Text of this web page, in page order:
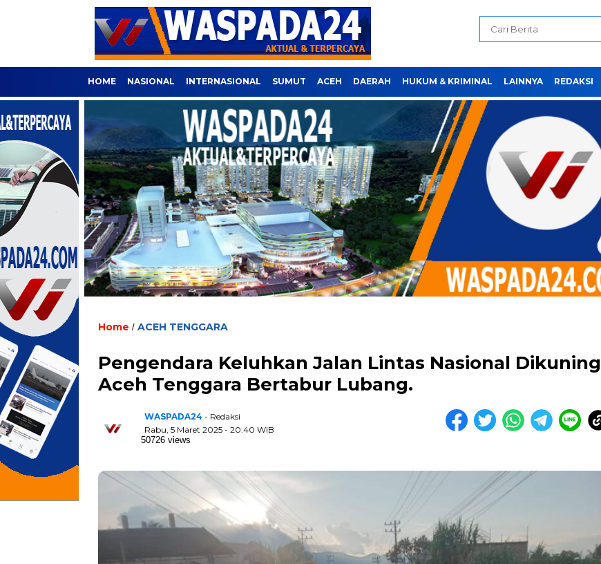
HOME NASIONAL INTERNASIONAL SUMUT ACEH DAERAH HUKUM & KRIMINAL LAINNYA REDAKSI
Home / ACEH TENGGARA
Pengendara Keluhkan Jalan Lintas Nasional Dikuning
Aceh Tenggara Bertabur Lubang.
WASPADA24 - Redaksi
Rabu, 5 Maret 2025 - 20:40 WIB
50726 views